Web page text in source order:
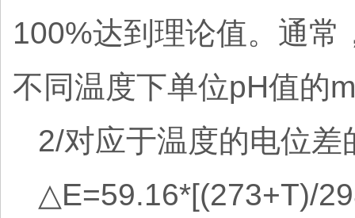
100%达到理论值。通
不同温度下单位pH值的
2/对应于温度的电位差
△E=59.16*[(273+T)/